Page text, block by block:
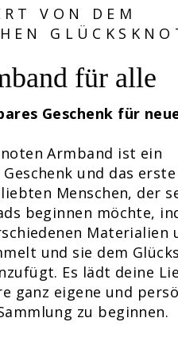
VON DEM
für alle
Geschenk für
Armband ist ein
und das
Menschen, der
beginnen möchte,
Materialien
und sie dem
Es lädt deine
ganz eigene und
zu beginnen.